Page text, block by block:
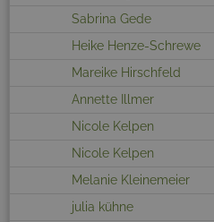
Sabrina Gede
Heike Henze-Schrewe
Mareike Hirschfeld
Annette Illmer
Nicole Kelpen
Nicole Kelpen
Melanie Kleinemeier
julia kühne